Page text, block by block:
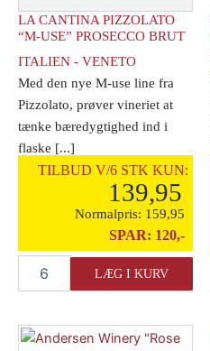
LA CANTINA PIZZOLATO
“M-USE” PROSECCO BRUT
ITALIEN - VENETO
Med den nye M-use line fra
Pizzolato, prøver vineriet at
tænke bæredygtighed ind i
flaske [...]
TILBUD V/6 STK KUN:
139,95
Normalpris: 159,95
SPAR: 120,-
Cantina
Use"
LÆG I KURV